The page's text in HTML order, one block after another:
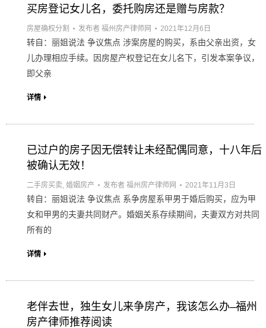
买房登记女儿名，委托购房还是赠与房款？
房屋确权分割 发布者 福州房产律师网 2021年12月6日
转自：丽姐说法 争议焦点 涉案房屋的购买，系由父亲出资，女
儿办理相应手续。因房屋产权登记在女儿名下，引发本案争议，
即父亲
详情
已过户的房子因无偿转让未经配偶同意，十八年后
被确认无效！
二手房买卖, 婚姻房产 发布者 福州房产律师网 2021年11月3日
转自：丽姐说法 争议焦点 系争房屋系甲男于婚后购买，应为甲
女和甲男的夫妻共同财产。婚姻关系存续期间，夫妻双方对共同
所有的
详情
老伴去世，独生女儿来争房产，我该怎么办–福州
房产律师推荐阅读